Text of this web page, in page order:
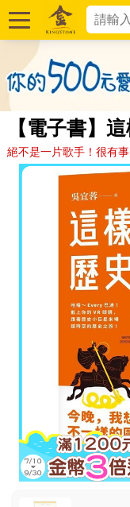
【電子書】
絕不是一片歌手！很有